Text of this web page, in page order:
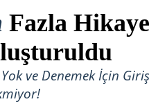
Fazla Hikaye
ve Denemek İçin Giriş